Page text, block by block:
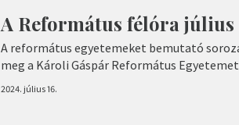
A Református félóra július
A református egyetemeket bemutató
meg a Károli Gáspár Református
2024. július 16.